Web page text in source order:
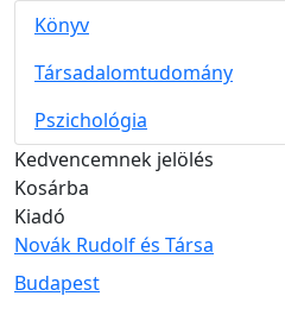
Könyv
Társadalomtudomány
Pszichológia
Kedvencemnek jelölés
Kosárba
Kiadó
Novák Rudolf és Társa
Kiadás helye
Budapest